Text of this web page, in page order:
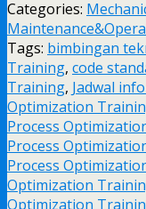
Categories:
Tags: bimbingan
Training, code
Training, Jadwal
Optimization
Process
Process
Process
Optimization
Optimization